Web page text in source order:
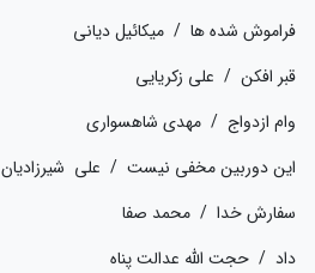
فراموش شده ها / میکائیل دیانی
قبر افکن / علی زکریایی
وام ازدواج / مهدی شاهسواری
این دوربین مخفی نیست / علی شیرزادیان
سفارش خدا / محمد صفا
داد / حجت الله عدالت پناه